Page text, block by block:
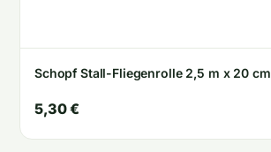
Schopf Stall-Fliegenrolle 2,5 m x 20 cm
5,30 €